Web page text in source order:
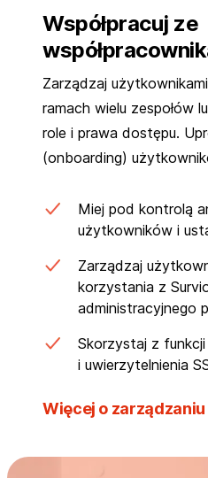
Współpracuj ze
Zarządzaj
ramach wielu zespołów
role i prawa dostępu.
(onboarding)
Miej pod kontrolą
użytkowników i
Zarządzaj
korzystania z
administracyjnego
Skorzystaj z
i uwierzytelnienia
Więcej o zarządzaniu